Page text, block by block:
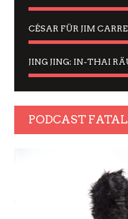
PODCAST